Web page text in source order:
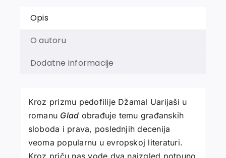
Opis
O autoru
Dodatne informacije
Kroz prizmu pedofilije Džamal Uarijaši u
romanu Glad obrađuje temu građanskih
sloboda i prava, poslednjih decenija
veoma popularnu u evropskoj literaturi.